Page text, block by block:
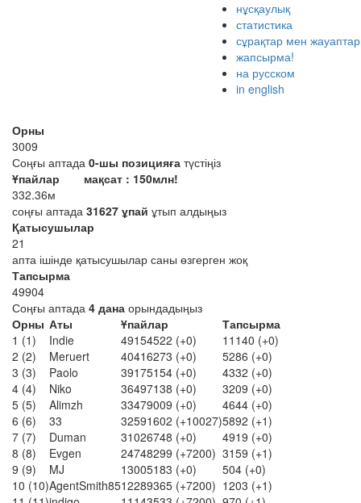
нұсқаулық
статистика
сұрақтар мен жауаптар
жапсырма!
на русском
in english
Орны
3009
Соңғы аптада 0-шы позицияға түстіңіз
Ұпайлар
мақсат : 150млн!
332.36м
соңғы аптада 31627 ұпай ұтып алдыңыз
Қатысушылар
21
апта ішінде қатысушылар саны өзгерген жоқ
Тапсырма
49904
Соңғы аптада 4 дана орындадыңыз
Орны Аты Ұпайлар
Тапсырма
1 (1) Indie 49154522 (+0) 11140 (+0)
2 (2) Meruert 40416273 (+0) 5286 (+0)
3 (3) Paolo 39175154 (+0) 4332 (+0)
4 (4) Niko 36497138 (+0) 3209 (+0)
5 (5) Alimzh 33479009 (+0) 4644 (+0)
6 (6) 33 32591602 (+10027)5892 (+1)
7 (7) Duman 31026748 (+0) 4919 (+0)
8 (8) Evgen 24748299 (+7200) 3159 (+1)
9 (9) MJ 13005183 (+0) 504 (+0)
10 (10)AgentSmith8512289365 (+7200) 1203 (+1)